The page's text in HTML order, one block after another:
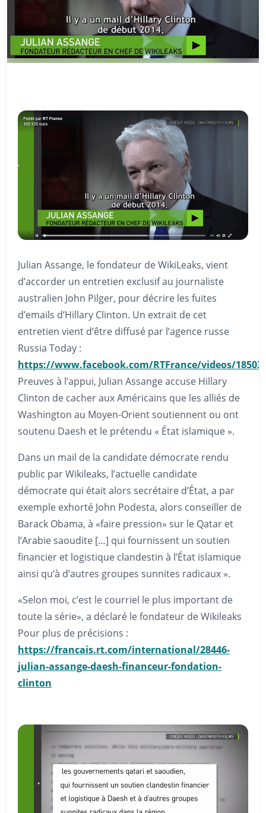
Julian Assange, le fondateur de WikiLeaks, vient
d’accorder un entretien exclusif au journaliste
australien John Pilger, pour décrire les fuites
d’emails d’Hillary Clinton. Un extrait de cet
entretien vient d’être diffusé par l’agence russe
Russia Today :
https://www.facebook.com/RTFrance/videos/
Preuves à l’appui, Julian Assange accuse Hillary
Clinton de cacher aux Américains que les alliés de
Washington au Moyen-Orient soutiennent ou ont
soutenu Daesh et le prétendu « État islamique ».
Dans un mail de la candidate démocrate rendu
public par Wikileaks, l’actuelle candidate
démocrate qui était alors secrétaire d’État, a par
exemple exhorté John Podesta, alors conseiller de
Barack Obama, à «faire pression» sur le Qatar et
l’Arabie saoudite […] qui fournissent un soutien
financier et logistique clandestin à l’État islamique
ainsi qu’à d’autres groupes sunnites radicaux ».
«Selon moi, c’est le courriel le plus important de
toute la série», a déclaré le fondateur de Wikileaks
Pour plus de précisions :
https://francais.rt.com/international/28446-
julian-assange-daesh-financeur-fondation-
clinton